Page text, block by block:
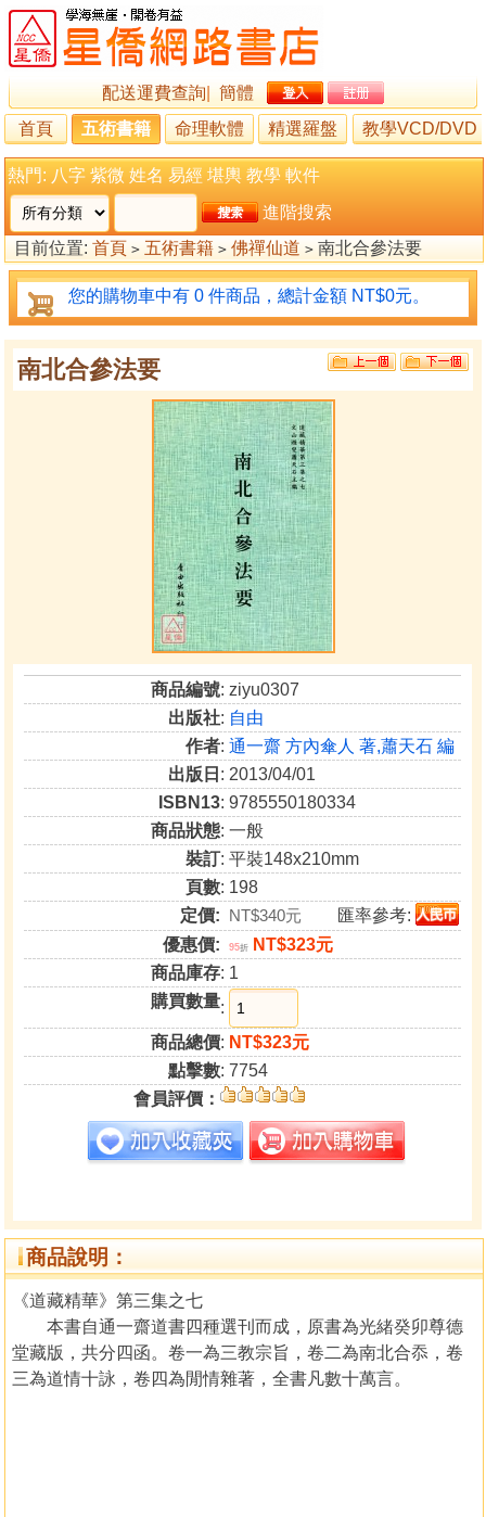
配送運費查詢
簡體
首頁
五術書籍 命理軟體 精選羅盤 教學VCD/DVD
熱門: 八字 紫微 姓名 易經 堪輿 教學 軟件
進階搜索
目前位置: 首頁 > 五術書籍 > 佛禪仙道 > 南北合參法要
您的購物車中有 0 件商品，總計金額 NT$0元。
南北合參法要
商品編號: ziyu0307
出版社: 自由
作者:通一齋 方內傘人 著,蕭天石 編
出版日 : 2013/04/01
ISBN13: 9785550180334
商品狀態: 一般
裝訂: 平裝148x210mm
頁數: 198
定價: NT$340元
匯率參考:
優惠價:
95折
NT$323元
商品庫存: 1
購買數量:
商品總價: NT$323元
點擊數: 7754
會員評價：
商品說明：
《道藏精華》第三集之七
本書自通一齋道書四種選刊而成，原書為光緒癸卯尊德
堂藏版，共分四函。卷一為三教宗旨，卷二為南北合忝，卷
三為道情十詠，卷四為閒情雜著，全書凡數十萬言。